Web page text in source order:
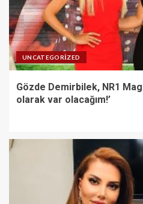
UNCATEGORIZED
Gözde Demirbilek, NR1
olarak var olacağım!’